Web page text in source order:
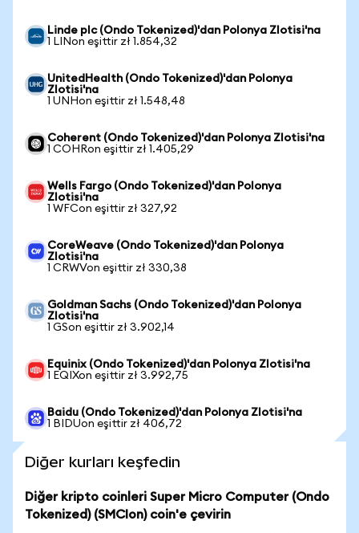
Linde plc (Ondo Tokenized)'dan Polonya Zlotisi'na
1 LINon eşittir zł 1.854,32
UnitedHealth (Ondo Tokenized)'dan Polonya
Zlotisi'na
1 UNHon eşittir zł 1.548,48
Coherent (Ondo Tokenized)'dan Polonya Zlotisi'na
1 COHRon eşittir zł 1.405,29
Wells Fargo (Ondo Tokenized)'dan Polonya
Zlotisi'na
1 WFCon eşittir zł 327,92
CoreWeave (Ondo Tokenized)'dan Polonya
Zlotisi'na
1 CRWVon eşittir zł 330,38
Goldman Sachs (Ondo Tokenized)'dan Polonya
Zlotisi'na
1 GSon eşittir zł 3.902,14
Equinix (Ondo Tokenized)'dan Polonya Zlotisi'na
1 EQIXon eşittir zł 3.992,75
Baidu (Ondo Tokenized)'dan Polonya Zlotisi'na
1 BIDUon eşittir zł 406,72
Diğer kurları keşfedin
Diğer kripto coinleri Super Micro Computer (Ondo
Tokenized) (SMCIon) coin'e çevirin